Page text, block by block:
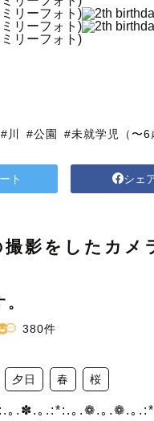
#川 #公園 #未就学児（〜6
ト シェ
撮影をしたカメ
380件
夕日 春 桜
｡.✽.｡.:*:.｡.❁.｡.❁.｡.:*